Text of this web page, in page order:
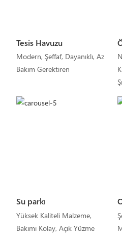
Tesis Havuzu
Modern, Şeffaf, Dayanıklı, Az
Bakım Gerektiren
Su parkı
Yüksek Kaliteli Malzeme,
Bakımı Kolay, Açık Yüzme